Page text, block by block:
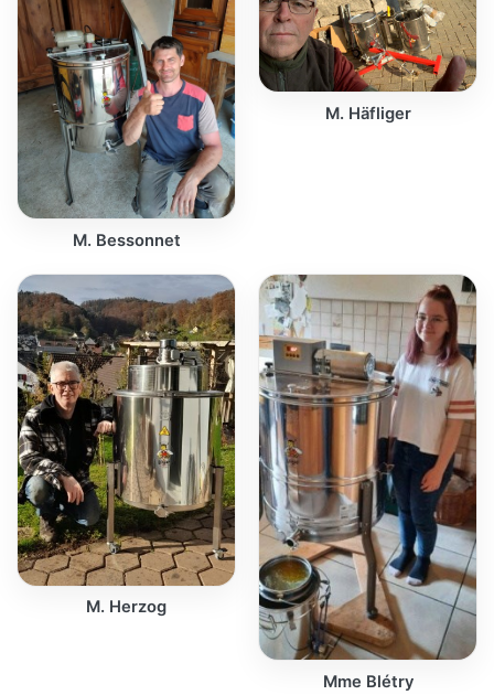
M. Bessonnet
M. Häfliger
M. Herzog
Mme Blétry